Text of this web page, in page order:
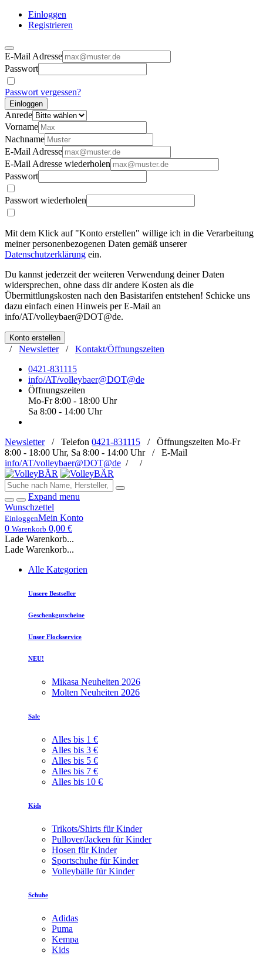
Einloggen
Registrieren
E-Mail Adresse
Passwort
Passwort vergessen?
Einloggen
Anrede
Vorname
Nachname
E-Mail Adresse
E-Mail Adresse wiederholen
Passwort
Passwort wiederholen
Mit dem Klick auf "Konto erstellen" willige ich in die Verarbeitung
meiner personenbezogenen Daten gemäß unserer
Datenschutzerklärung ein.
Du kannst jederzeit der weiteren Verwendung deiner Daten
widersprechen, ohne dass dir andere Kosten als die
Übermittlungskosten nach den Basistarifen entstehen! Schicke uns
dazu einfach einen Hinweis per E-Mail an
info/AT/volleybaer@DOT@de.
Konto erstellen
/ Newsletter/ Kontakt/Öffnungszeiten
0421-831115
info/AT/volleybaer@DOT@de
Öffnungszeiten
Mo-Fr 8:00 - 18:00 Uhr
Sa 8:00 - 14:00 Uhr
Newsletter/ Telefon 0421-831115 / Öffnungszeiten Mo-Fr
8:00 - 18:00 Uhr, Sa 8:00 - 14:00 Uhr / E-Mail
info/AT/volleybaer@DOT@de / /
Expand menu
Wunschzettel
EinloggenMein Konto
0 Warenkorb 0,00 €
Lade Warenkorb...
Lade Warenkorb...
Alle Kategorien
Unsere Bestseller
Geschenkgutscheine
Unser Flockservice
NEU!
Mikasa Neuheiten 2026
Molten Neuheiten 2026
Sale
Alles bis 1 €
Alles bis 3 €
Alles bis 5 €
Alles bis 7 €
Alles bis 10 €
Kids
Trikots/Shirts für Kinder
Pullover/Jacken für Kinder
Hosen für Kinder
Sportschuhe für Kinder
Volleybälle für Kinder
Schuhe
Adidas
Puma
Kempa
Kids